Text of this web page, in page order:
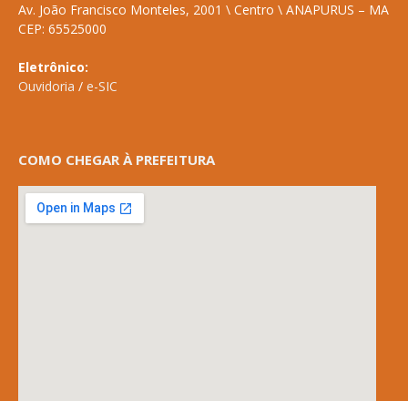
Av. João Francisco Monteles, 2001 \ Centro \ ANAPURUS – MA
CEP: 65525000
Eletrônico:
Ouvidoria / e-SIC
COMO CHEGAR À PREFEITURA